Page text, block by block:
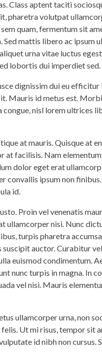
Class aptent taciti
pharetra volutpat
quam, fermentum sit
mattis libero ac ipsum
urna vitae luctus
lobortis dui imperdiet sed.
dignissim dui eu
Mauris id metus est.
nisl lorem ultrices
at mauris. Quisque at
at facilisis. Nam
dolor eget erat
ipsum non
id.
Proin vel venenatis
nisi. Nunc
turpis pharetra
auctor. Curabitur
euismod condimentum.
nunc turpis in magna. In
vel nisi. Mauris
ullamcorper urna, non
Ut mi risus, tempor sit
id nibh non cursus.